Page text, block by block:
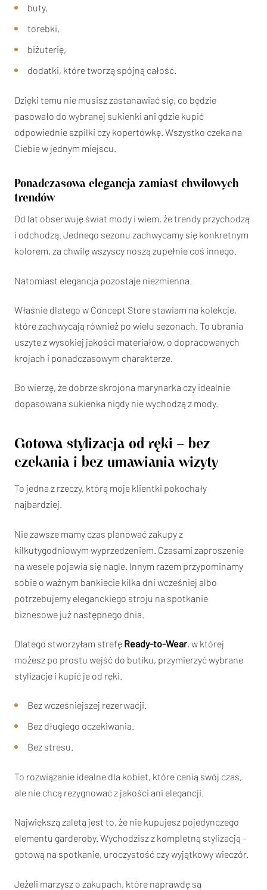
buty,
torebki,
biżuterię,
dodatki, które tworzą spójną całość.
Dzięki temu nie musisz zastanawiać się, co będzie
pasowało do wybranej sukienki ani gdzie kupić
odpowiednie szpilki czy kopertówkę. Wszystko czeka na
Ciebie w jednym miejscu.
Ponadczasowa elegancja zamiast chwilowych
trendów
Od lat obserwuję świat mody i wiem, że trendy przychodzą
i odchodzą. Jednego sezonu zachwycamy się konkretnym
kolorem, za chwilę wszyscy noszą zupełnie coś innego.
Natomiast elegancja pozostaje niezmienna.
Właśnie dlatego w Concept Store stawiam na kolekcje,
które zachwycają również po wielu sezonach. To ubrania
uszyte z wysokiej jakości materiałów, o dopracowanych
krojach i ponadczasowym charakterze.
Bo wierzę, że dobrze skrojona marynarka czy idealnie
dopasowana sukienka nigdy nie wychodzą z mody.
Gotowa stylizacja od ręki – bez
czekania i bez umawiania wizyty
To jedna z rzeczy, którą moje klientki pokochały
najbardziej.
Nie zawsze mamy czas planować zakupy z
kilkutygodniowym wyprzedzeniem. Czasami zaproszenie
na wesele pojawia się nagle. Innym razem przypominamy
sobie o ważnym bankiecie kilka dni wcześniej albo
potrzebujemy eleganckiego stroju na spotkanie
biznesowe już następnego dnia.
Dlatego stworzyłam strefę Ready-to-Wear, w której
możesz po prostu wejść do butiku, przymierzyć wybrane
stylizacje i kupić je od ręki.
Bez wcześniejszej rezerwacji.
Bez długiego oczekiwania.
Bez stresu.
To rozwiązanie idealne dla kobiet, które cenią swój czas,
ale nie chcą rezygnować z jakości ani elegancji.
Największą zaletą jest to, że nie kupujesz pojedynczego
elementu garderoby. Wychodzisz z kompletną stylizacją –
gotową na spotkanie, uroczystość czy wyjątkowy wieczór.
Jeżeli marzysz o zakupach, które naprawdę są